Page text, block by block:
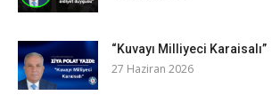
“Kuvayı Milliyeci Karaisalı”
27 Haziran 2026